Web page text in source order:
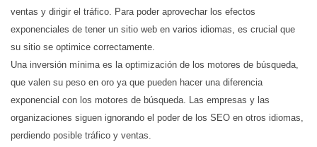
ventas y dirigir el tráfico. Para poder aprovechar los efectos
exponenciales de tener un sitio web en varios idiomas, es crucial que
su sitio se optimice correctamente.
Una inversión mínima es la optimización de los motores de búsqueda,
que valen su peso en oro ya que pueden hacer una diferencia
exponencial con los motores de búsqueda. Las empresas y las
organizaciones siguen ignorando el poder de los SEO en otros idiomas,
perdiendo posible tráfico y ventas.